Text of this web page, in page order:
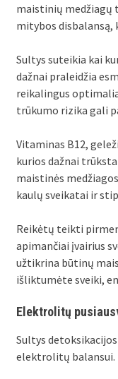
maistinių medžiagų
mitybos disbalansą,
Sultys suteikia kai
dažnai praleidžia
reikalingus
trūkumo rizika gali
Vitaminas B12,
kurios dažnai
maistinės
kaulų sveikatai ir
Reikėtų teikti
apimančiai įvairius
užtikrina būtinų
išliktumėte sveiki,
Elektrolitų
Sultys
elektrolitų balansui.